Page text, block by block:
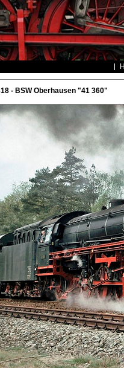
- BSW Oberhausen "41 360"